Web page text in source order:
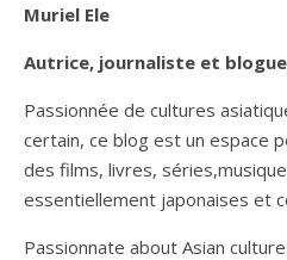
Muriel Ele
Autrice, journaliste et
Passionnée de cultures
certain, ce blog est un espace
des films, livres,
essentiellement japonaises et
Passionnate about Asian